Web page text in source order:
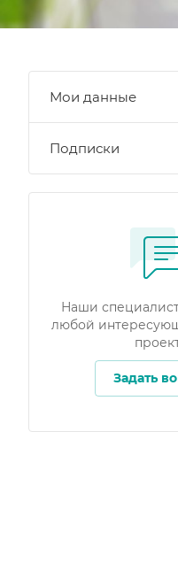
Мои данные
Подписки
Наши
любой
Задать